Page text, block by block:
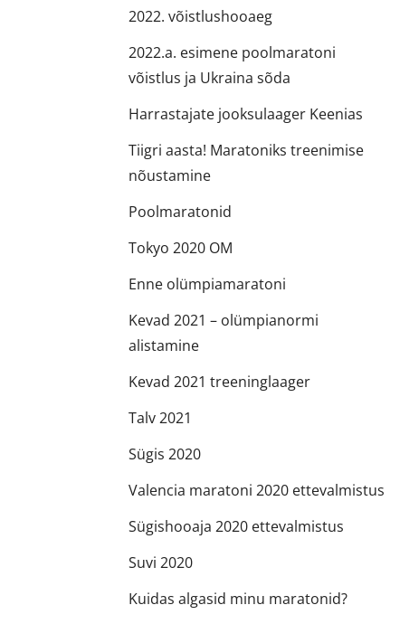
2022. võistlushooaeg
2022.a. esimene poolmaratoni
võistlus ja Ukraina sõda
Harrastajate jooksulaager Keenias
Tiigri aasta! Maratoniks treenimise
nõustamine
Poolmaratonid
Tokyo 2020 OM
Enne olümpiamaratoni
Kevad 2021 – olümpianormi
alistamine
Kevad 2021 treeninglaager
Talv 2021
Sügis 2020
Valencia maratoni 2020 ettevalmistus
Sügishooaja 2020 ettevalmistus
Suvi 2020
Kuidas algasid minu maratonid?